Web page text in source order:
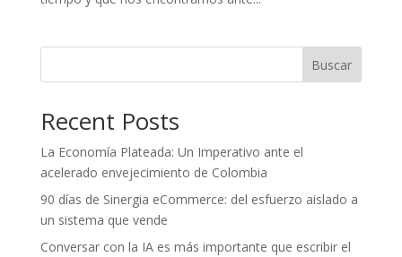
Buscar
Recent Posts
La Economía Plateada: Un Imperativo ante el
acelerado envejecimiento de Colombia
90 días de Sinergia eCommerce: del esfuerzo aislado a
un sistema que vende
Conversar con la IA es más importante que escribir el